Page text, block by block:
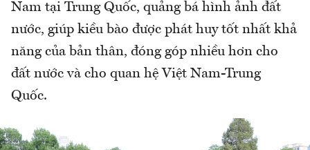
Nam tại Trung Quốc, quảng bá hình ảnh đất
nước, giúp kiều bào được phát huy tốt nhất khả
năng của bản thân, đóng góp nhiều hơn cho
đất nước và cho quan hệ Việt Nam-Trung
Quốc.